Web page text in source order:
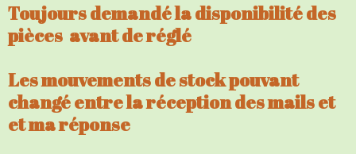
Toujours demandé la disponibilité des
pièces avant de réglé
Les mouvements de stock pouvant
changé entre la réception des mails et
et ma réponse